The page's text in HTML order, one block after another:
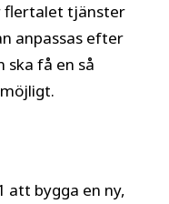
flertalet tjänster
anpassas efter
ska få en så
att bygga en ny,